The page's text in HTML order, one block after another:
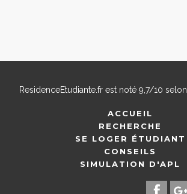
ResidenceEtudiante.frest noté 9,7/10 selon
ACCUEIL
RECHERCHE
SE LOGER ÉTUDIANT
CONSEILS
SIMULATION D'APL